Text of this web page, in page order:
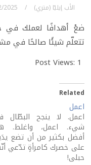
الأب إيليّا (متري) 2025
ضعْ أهدافًا لعملك في
تتعلّم شيئًا صالحًا في
Post Views: 1
Related
اعمل
اعمل. لا ينجح البطّال
شيء. اعمل، واغلط.
أفضل بكثير من أن تضع
على خصرك كامرأةٍ تدّعي
حبلى!